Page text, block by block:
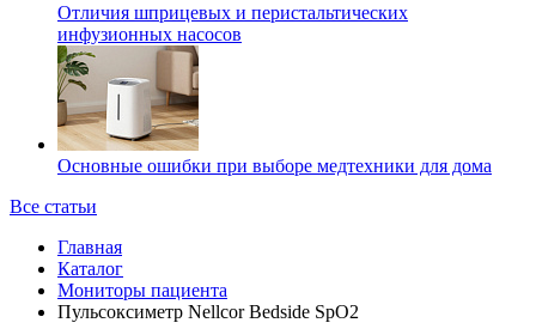
Отличия шприцевых и перистальтических
инфузионных насосов
Основные ошибки при выборе медтехники для дома
Все статьи
Главная
Каталог
Мониторы пациента
Пульсоксиметр Nellcor Bedside SpO2